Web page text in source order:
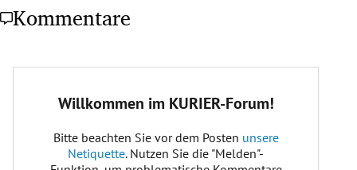
Kommentare